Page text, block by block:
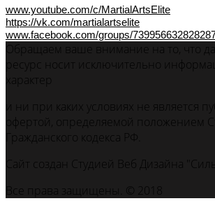
www.youtube.com/c/MartialArtsElite
https://vk.com/martialartselite
www.facebook.com/groups/
Обращаем ваше внимание на то, что
ресурс носит исключительно
характер
и ни при каких условиях не является
офертой, определяемой положением
Гражданского кодекса РФ.
Сайт создан Студией Веб Дизайна
Все права защищены. © 2018